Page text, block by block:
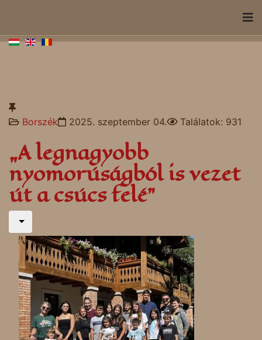
Borszék 2025. szeptember 04. Találatok: 931
„A legnagyobb
nyomorúságból is vezet
út a csúcs felé”